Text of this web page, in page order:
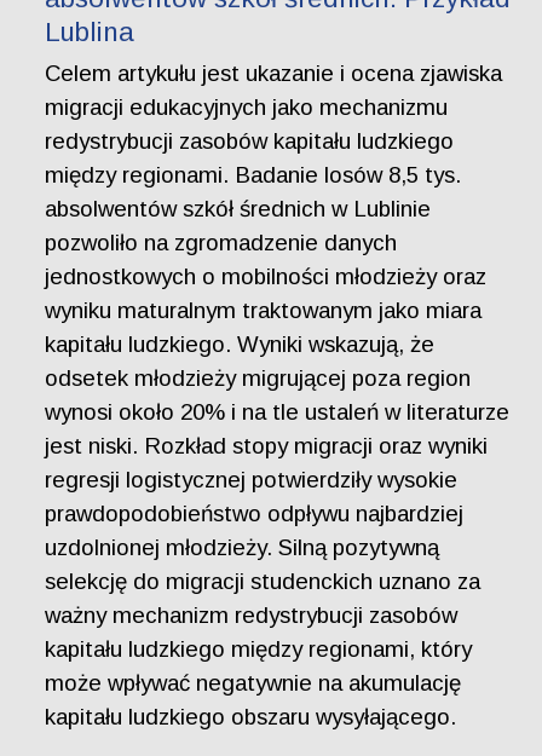
Lublina
Celem artykułu jest ukazanie i ocena zjawiska
migracji edukacyjnych jako mechanizmu
redystrybucji zasobów kapitału ludzkiego
między regionami. Badanie losów 8,5 tys.
absolwentów szkół średnich w Lublinie
pozwoliło na zgromadzenie danych
jednostkowych o mobilności młodzieży oraz
wyniku maturalnym traktowanym jako miara
kapitału ludzkiego. Wyniki wskazują, że
odsetek młodzieży migrującej poza region
wynosi około 20% i na tle ustaleń w literaturze
jest niski. Rozkład stopy migracji oraz wyniki
regresji logistycznej potwierdziły wysokie
prawdopodobieństwo odpływu najbardziej
uzdolnionej młodzieży. Silną pozytywną
selekcję do migracji studenckich uznano za
ważny mechanizm redystrybucji zasobów
kapitału ludzkiego między regionami, który
może wpływać negatywnie na akumulację
kapitału ludzkiego obszaru wysyłającego.